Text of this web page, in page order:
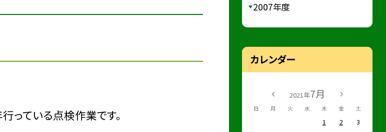
っている点検作業です。
2007年度
カレンダー
2021年7月
日 月 火 水 木 金 土
1 2
3